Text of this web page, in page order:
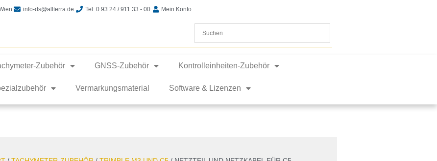
info-ds@allterra.de Tel: 0 93 24 / 911 33 - 00 Mein Konto
Zubehör GNSS-Zubehör Kontrolleinheiten-Zubehör
Vermarkungsmaterial Software & Lizenzen